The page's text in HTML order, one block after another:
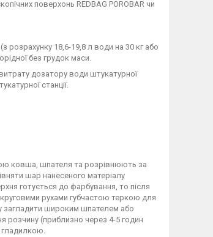
поверхонь RЕDBAG POROBAR чи
розрахунку 18,6-19,8 л води на 30 кг або
без грудок маси.
дозатору води штукатурної
станції.
ковша, шпателя та розрівнюють за
шар нанесеного матеріалу
готується до фарбування, то після
рухами губчастою теркою для
загладити широким шпателем або
розчину (приблизно через 4-5 годин
гладилкою.